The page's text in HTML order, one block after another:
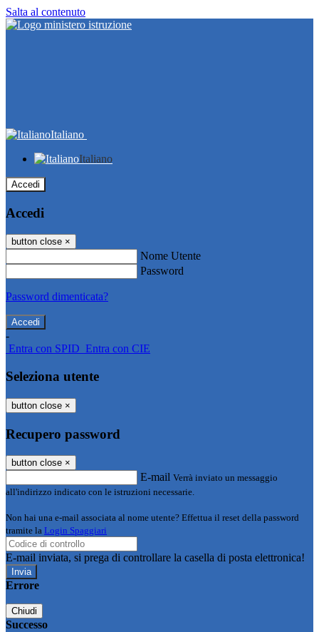
Salta al contenuto
Italiano
Italiano
Accedi
Accedi
button close ×
Nome Utente
Password
Password dimenticata?
-
Entra con SPID Entra con CIE
Seleziona utente
button close ×
Recupero password
button close ×
E-mail Verrà inviato un messaggio
all'indirizzo indicato con le istruzioni necessarie.
Non hai una e-mail associata al nome utente? Effettua il reset della password
tramite la Login Spaggiari
E-mail inviata, si prega di controllare la casella di posta elettronica!
Errore
Chiudi
Successo